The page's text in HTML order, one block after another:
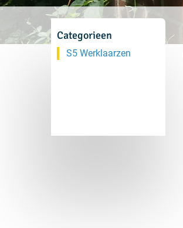
Categorieen
S5 Werklaarzen